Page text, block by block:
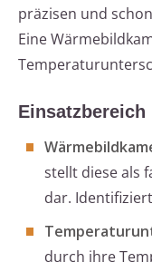
präzisen und
Eine
stellt diese als
dar.
durch ihre